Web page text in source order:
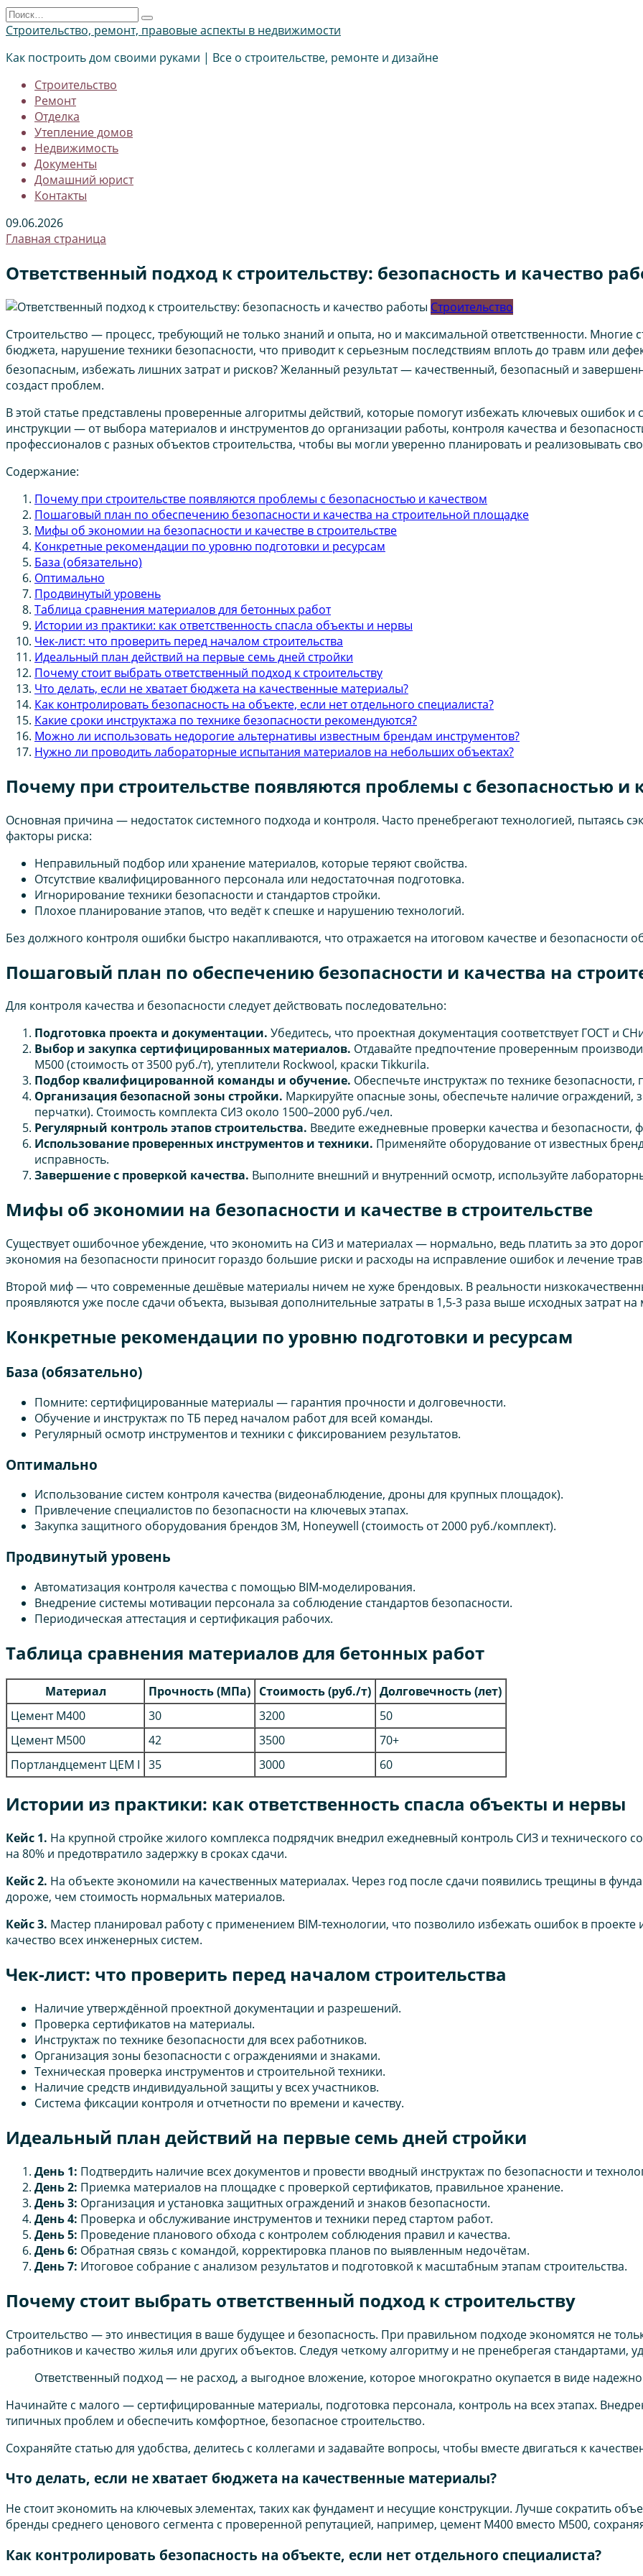
Перейти
к
Search
for:
Строительство, ремонт, правовые аспекты в недвижимости
Как построить дом своими руками | Все о строительстве, ремонте и дизайне
Строительство
Ремонт
Отделка
Утепление домов
Недвижимость
Документы
Домашний юрист
Контакты
09.06.2026
Главная страница
Ответственный подход к строительству: безопасность и качество
Строительство
Строительство — процесс, требующий не только знаний и опыта, но и максимальной ответственности. Многие
бюджета, нарушение техники безопасности, что приводит к серьезным последствиям вплоть до травм или
безопасным, избежать лишних затрат и рисков? Желанный результат — качественный, безопасный и
создаст проблем.
В этой статье представлены проверенные алгоритмы действий, которые помогут избежать ключевых ошибок и
инструкции — от выбора материалов и инструментов до организации работы, контроля качества и
профессионалов с разных объектов строительства, чтобы вы могли уверенно планировать и реализовывать
Содержание:
Почему при строительстве появляются проблемы с безопасностью и качеством
Пошаговый план по обеспечению безопасности и качества на строительной площадке
Мифы об экономии на безопасности и качестве в строительстве
Конкретные рекомендации по уровню подготовки и ресурсам
База (обязательно)
Оптимально
Продвинутый уровень
Таблица сравнения материалов для бетонных работ
Истории из практики: как ответственность спасла объекты и нервы
Чек-лист: что проверить перед началом строительства
Идеальный план действий на первые семь дней стройки
Почему стоит выбрать ответственный подход к строительству
Что делать, если не хватает бюджета на качественные материалы?
Как контролировать безопасность на объекте, если нет отдельного специалиста?
Какие сроки инструктажа по технике безопасности рекомендуются?
Можно ли использовать недорогие альтернативы известным брендам инструментов?
Нужно ли проводить лабораторные испытания материалов на небольших объектах?
Почему при строительстве появляются проблемы с безопасностью и
Основная причина — недостаток системного подхода и контроля. Часто пренебрегают технологией, пытаясь
факторы риска:
Неправильный подбор или хранение материалов, которые теряют свойства.
Отсутствие квалифицированного персонала или недостаточная подготовка.
Игнорирование техники безопасности и стандартов стройки.
Плохое планирование этапов, что ведёт к спешке и нарушению технологий.
Без должного контроля ошибки быстро накапливаются, что отражается на итоговом качестве и безопасности
Пошаговый план по обеспечению безопасности и качества на
Для контроля качества и безопасности следует действовать последовательно:
Подготовка проекта и документации. Убедитесь, что проектная документация соответствует ГОСТ и
Выбор и закупка сертифицированных материалов. Отдавайте предпочтение проверенным
М500 (стоимость от 3500 руб./т), утеплители Rockwool, краски Tikkurila.
Подбор квалифицированной команды и обучение. Обеспечьте инструктаж по технике
Организация безопасной зоны стройки. Маркируйте опасные зоны, обеспечьте наличие ограждений,
перчатки). Стоимость комплекта СИЗ около 1500–2000 руб./чел.
Регулярный контроль этапов строительства. Введите ежедневные проверки качества и безопасности,
Использование проверенных инструментов и техники. Применяйте оборудование от известных
исправность.
Завершение с проверкой качества. Выполните внешний и внутренний осмотр, используйте
Мифы об экономии на безопасности и качестве в строительстве
Существует ошибочное убеждение, что экономить на СИЗ и материалах — нормально, ведь платить за это
экономия на безопасности приносит гораздо большие риски и расходы на исправление ошибок и лечение
Второй миф — что современные дешёвые материалы ничем не хуже брендовых. В реальности
проявляются уже после сдачи объекта, вызывая дополнительные затраты в 1,5-3 раза выше исходных затрат
Конкретные рекомендации по уровню подготовки и ресурсам
База (обязательно)
Помните: сертифицированные материалы — гарантия прочности и долговечности.
Обучение и инструктаж по ТБ перед началом работ для всей команды.
Регулярный осмотр инструментов и техники с фиксированием результатов.
Оптимально
Использование систем контроля качества (видеонаблюдение, дроны для крупных площадок).
Привлечение специалистов по безопасности на ключевых этапах.
Закупка защитного оборудования брендов 3M, Honeywell (стоимость от 2000 руб./комплект).
Продвинутый уровень
Автоматизация контроля качества с помощью BIM-моделирования.
Внедрение системы мотивации персонала за соблюдение стандартов безопасности.
Периодическая аттестация и сертификация рабочих.
Таблица сравнения материалов для бетонных работ
Материал Прочность (МПа) Стоимость (руб./т) Долговечность (лет)
Цемент М400
30 3200
50
Цемент М500
42 3500
70+
Портландцемент ЦЕМ I 35 3000 60
Истории из практики: как ответственность спасла объекты и нервы
Кейс 1. На крупной стройке жилого комплекса подрядчик внедрил ежедневный контроль СИЗ и технического
на 80% и предотвратило задержку в сроках сдачи.
Кейс 2. На объекте экономили на качественных материалах. Через год после сдачи появились трещины в
дороже, чем стоимость нормальных материалов.
Кейс 3. Мастер планировал работу с применением BIM-технологии, что позволило избежать ошибок в
качество всех инженерных систем.
Чек-лист: что проверить перед началом строительства
Наличие утверждённой проектной документации и разрешений.
Проверка сертификатов на материалы.
Инструктаж по технике безопасности для всех работников.
Организация зоны безопасности с ограждениями и знаками.
Техническая проверка инструментов и строительной техники.
Наличие средств индивидуальной защиты у всех участников.
Система фиксации контроля и отчетности по времени и качеству.
Идеальный план действий на первые семь дней стройки
День 1: Подтвердить наличие всех документов и провести вводный инструктаж по безопасности и
День 2: Приемка материалов на площадке с проверкой сертификатов, правильное хранение.
День 3: Организация и установка защитных ограждений и знаков безопасности.
День 4: Проверка и обслуживание инструментов и техники перед стартом работ.
День 5: Проведение планового обхода с контролем соблюдения правил и качества.
День 6: Обратная связь с командой, корректировка планов по выявленным недочётам.
День 7: Итоговое собрание с анализом результатов и подготовкой к масштабным этапам строительства.
Почему стоит выбрать ответственный подход к строительству
Строительство — это инвестиция в ваше будущее и безопасность. При правильном подходе экономятся не
работников и качество жилья или других объектов. Следуя четкому алгоритму и не пренебрегая стандартами,
Ответственный подход — не расход, а выгодное вложение, которое многократно окупается в виде
Начинайте с малого — сертифицированные материалы, подготовка персонала, контроль на всех этапах.
типичных проблем и обеспечить комфортное, безопасное строительство.
Сохраняйте статью для удобства, делитесь с коллегами и задавайте вопросы, чтобы вместе двигаться к
Что делать, если не хватает бюджета на качественные материалы?
Не стоит экономить на ключевых элементах, таких как фундамент и несущие конструкции. Лучше сократить
бренды среднего ценового сегмента с проверенной репутацией, например, цемент М400 вместо М500,
Как контролировать безопасность на объекте, если нет отдельного специалиста?